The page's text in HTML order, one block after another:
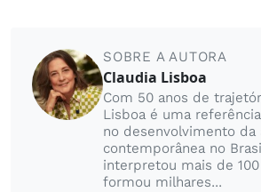
SOBRE A AUTORA
Claudia Lisboa
Com 50 anos de
Lisboa é uma
no desenvolvimento da
contemporânea no
interpretou mais de
formou milhares...